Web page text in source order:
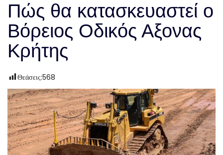
Πώς θα κατασκευαστεί ο
Βόρειος Οδικός Αξονας
Κρήτης
Θεάσεις:568